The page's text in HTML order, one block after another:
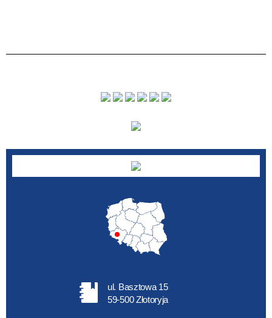
ul. Basztowa 15
59-500 Złotoryja